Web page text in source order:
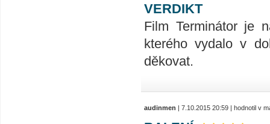
VERDIKT
Film Terminátor je
kterého vydalo v
děkovat.
audinmen | 7.10.2015 20:59 | hodnotil v